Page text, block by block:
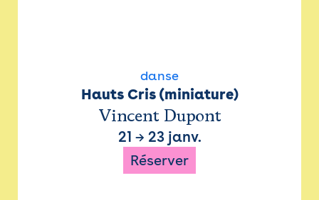
danse
Hauts Cris (miniature)
Vincent Dupont
21 → 23 janv.
Réserver